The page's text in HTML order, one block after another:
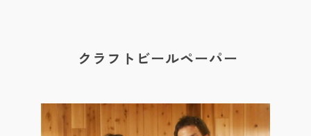
クラフトビールペーパー